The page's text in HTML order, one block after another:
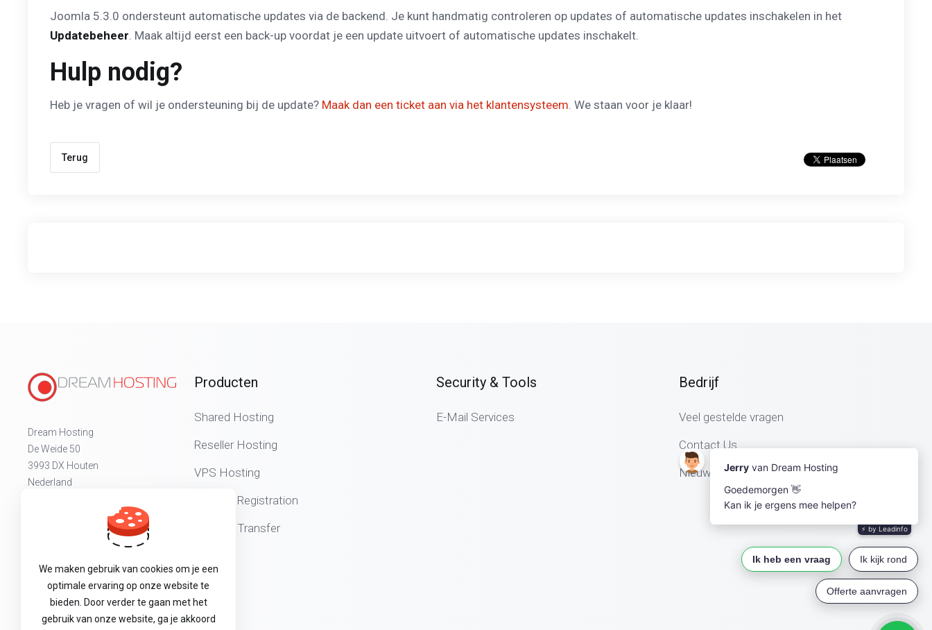
Joomla 5.3.0 ondersteunt automatische updates via de backend. Je kunt handmatig controleren op updates of automatische updates inschakelen in het
Updatebeheer. Maak altijd eerst een back-up voordat je een update uitvoert of automatische updates inschakelt.
Hulp nodig?
Heb je vragen of wil je ondersteuning bij de update? Maak dan een ticket aan via het klantensysteem. We staan voor je klaar!
Terug
Dream Hosting
De Weide 50
3993 DX Houten
Nederland
📞 +31 (0) 30 604 27 97
💬 +31 (0) 30 604 27 97
K.v.K. Utrecht: 30185280
BTW-nr: NL0019.36.664.B.27
Producten
Shared Hosting
Reseller Hosting
VPS Hosting
Domain Registration
Domain Transfer
Security & Tools
E-Mail Services
Bedrijf
Veel gestelde vragen
Contact Us
Nieuws
We maken gebruik van cookies om je een
optimale ervaring op onze website te
bieden. Door verder te gaan met het
gebruik van onze website, ga je akkoord